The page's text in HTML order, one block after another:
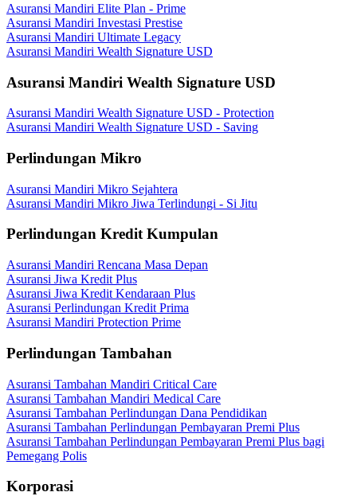
Asuransi Mandiri Elite Plan - Prime
Asuransi Mandiri Investasi Prestise
Asuransi Mandiri Ultimate Legacy
Asuransi Mandiri Wealth Signature USD
Asuransi Mandiri Wealth Signature USD
Asuransi Mandiri Wealth Signature USD - Protection
Asuransi Mandiri Wealth Signature USD - Saving
Perlindungan Mikro
Asuransi Mandiri Mikro Sejahtera
Asuransi Mandiri Mikro Jiwa Terlindungi - Si Jitu
Perlindungan Kredit Kumpulan
Asuransi Mandiri Rencana Masa Depan
Asuransi Jiwa Kredit Plus
Asuransi Jiwa Kredit Kendaraan Plus
Asuransi Perlindungan Kredit Prima
Asuransi Mandiri Protection Prime
Perlindungan Tambahan
Asuransi Tambahan Mandiri Critical Care
Asuransi Tambahan Mandiri Medical Care
Asuransi Tambahan Perlindungan Dana Pendidikan
Asuransi Tambahan Perlindungan Pembayaran Premi Plus
Asuransi Tambahan Perlindungan Pembayaran Premi Plus bagi
Pemegang Polis
Korporasi